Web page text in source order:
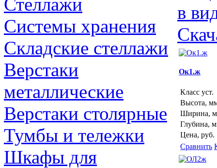
Системы хранения
Складские стеллажи
Верстаки
металлические
Верстаки столярные
Тумбы и тележки
Шкафы для
в
Ок1.ж
Класс уст.
Высота,
Ширина,
Глубина,
Цена, руб.
Сравнить